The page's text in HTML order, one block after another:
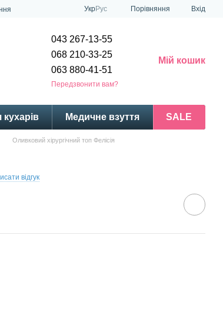
УкрРус Порівняння Вхід
043 267-13-55
068 210-33-25
063 880-41-51
Передзвонити вам?
Мій кошик
Медичне взуття SALE
Оливковий хірургічний топ Фелісія
відгук